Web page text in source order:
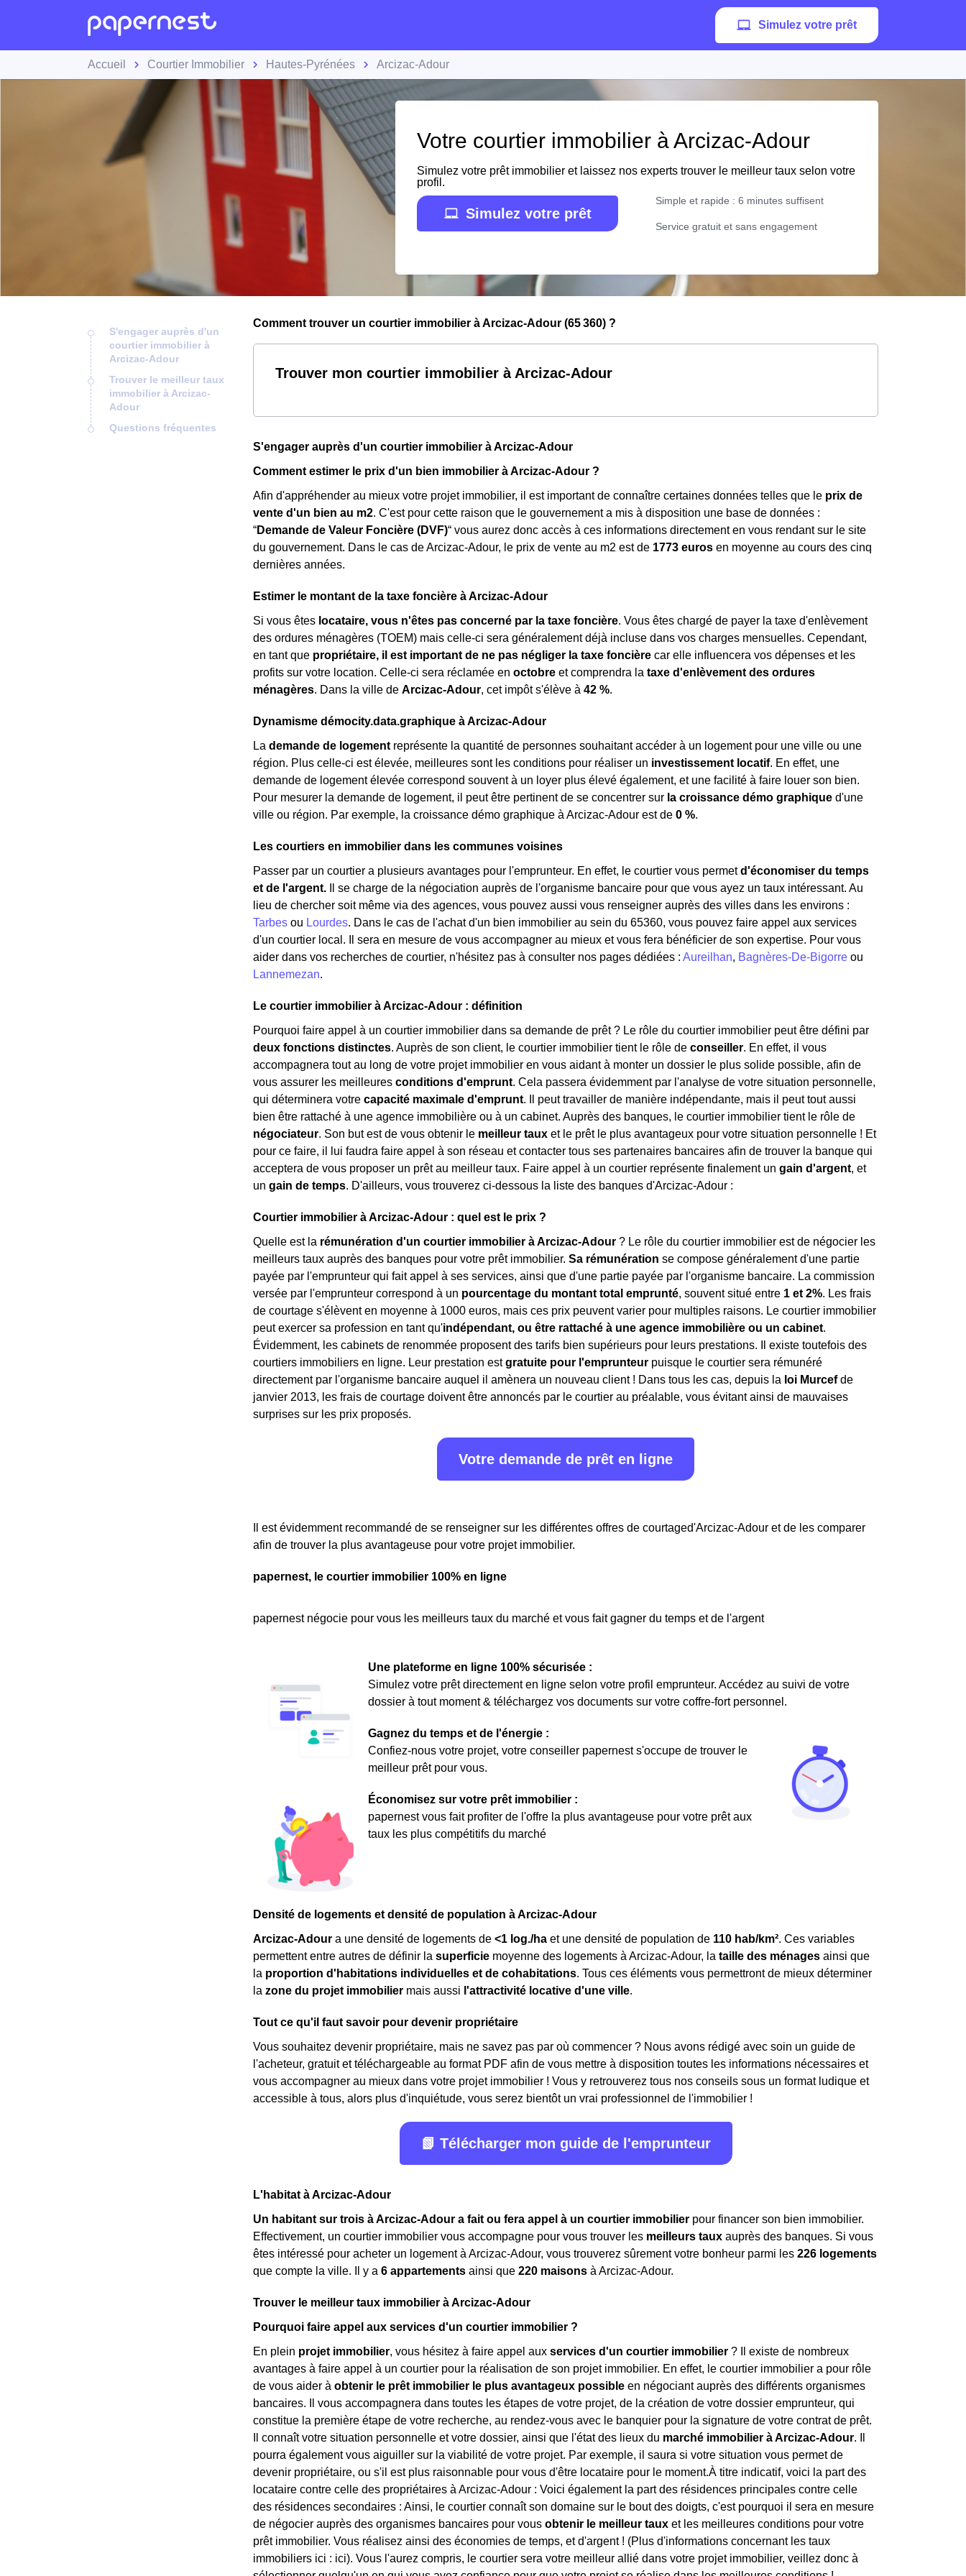
Simulez votre prêt
Accueil Courtier Immobilier Hautes-Pyrénées Arcizac-Adour
Votre courtier immobilier à Arcizac-Adour
Simulez votre prêt immobilier et laissez nos experts trouver le meilleur taux selon votre
profil.
Simulez votre prêt
Simple et rapide : 6 minutes suffisent
Service gratuit et sans engagement
S'engager auprès d'un
courtier immobilier à
Arcizac-Adour
Trouver le meilleur taux
immobilier à Arcizac-
Adour
Questions fréquentes
Comment trouver un courtier immobilier à Arcizac-Adour (65 360) ?
Trouver mon courtier immobilier à Arcizac-Adour
S'engager auprès d'un courtier immobilier à Arcizac-Adour
Comment estimer le prix d'un bien immobilier à Arcizac-Adour ?
Afin d'appréhender au mieux votre projet immobilier, il est important de connaître certaines données telles que le prix de
vente d'un bien au m2. C'est pour cette raison que le gouvernement a mis à disposition une base de données :
“Demande de Valeur Foncière (DVF)“ vous aurez donc accès à ces informations directement en vous rendant sur le site
du gouvernement. Dans le cas de Arcizac-Adour, le prix de vente au m2 est de 1773 euros en moyenne au cours des cinq
dernières années.
Estimer le montant de la taxe foncière à Arcizac-Adour
Si vous êtes locataire, vous n'êtes pas concerné par la taxe foncière. Vous êtes chargé de payer la taxe d'enlèvement
des ordures ménagères (TOEM) mais celle-ci sera généralement déjà incluse dans vos charges mensuelles. Cependant,
en tant que propriétaire, il est important de ne pas négliger la taxe foncière car elle influencera vos dépenses et les
profits sur votre location. Celle-ci sera réclamée en octobre et comprendra la taxe d'enlèvement des ordures
ménagères. Dans la ville de Arcizac-Adour, cet impôt s'élève à 42 %.
Dynamisme démocity.data.graphique à Arcizac-Adour
La demande de logement représente la quantité de personnes souhaitant accéder à un logement pour une ville ou une
région. Plus celle-ci est élevée, meilleures sont les conditions pour réaliser un investissement locatif. En effet, une
demande de logement élevée correspond souvent à un loyer plus élevé également, et une facilité à faire louer son bien.
Pour mesurer la demande de logement, il peut être pertinent de se concentrer sur la croissance démo graphique d'une
ville ou région. Par exemple, la croissance démo graphique à Arcizac-Adour est de 0 %.
Les courtiers en immobilier dans les communes voisines
Passer par un courtier a plusieurs avantages pour l'emprunteur. En effet, le courtier vous permetd'économiser du temps
et de l'argent.
Il se charge de la négociation auprès de l'organisme bancaire pour que vous ayez un taux intéressant. Au
lieu de chercher soit même via des agences, vous pouvez aussi vous renseigner auprès des villes dans les environs :
Tarbes ou Lourdes. Dans le cas de l'achat d'un bien immobilier au sein du 65360, vous pouvez faire appel aux services
d'un courtier local. Il sera en mesure de vous accompagner au mieux et vous fera bénéficier de son expertise. Pour vous
aider dans vos recherches de courtier, n'hésitez pas à consulter nos pages dédiées : Aureilhan, Bagnères-De-Bigorre ou
Lannemezan.
Le courtier immobilier à Arcizac-Adour : définition
Pourquoi faire appel à un courtier immobilier dans sa demande de prêt ? Le rôle du courtier immobilier peut être défini par
deux fonctions distinctes. Auprès de son client, le courtier immobilier tient le rôle de conseiller. En effet, il vous
accompagnera tout au long de votre projet immobilier en vous aidant à monter un dossier le plus solide possible, afin de
vous assurer les meilleures conditions d'emprunt. Cela passera évidemment par l'analyse de votre situation personnelle,
qui déterminera votre capacité maximale d'emprunt. Il peut travailler de manière indépendante, mais il peut tout aussi
bien être rattaché à une agence immobilière ou à un cabinet. Auprès des banques, le courtier immobilier tient le rôle de
négociateur. Son but est de vous obtenir le meilleur taux et le prêt le plus avantageux pour votre situation personnelle ! Et
pour ce faire, il lui faudra faire appel à son réseau et contacter tous ses partenaires bancaires afin de trouver la banque qui
acceptera de vous proposer un prêt au meilleur taux. Faire appel à un courtier représente finalement un gain d'argent, et
un gain de temps. D'ailleurs, vous trouverez ci-dessous la liste des banques d'Arcizac-Adour :
Courtier immobilier à Arcizac-Adour : quel est le prix ?
Quelle est la rémunération d'un courtier immobilier à Arcizac-Adour ? Le rôle du courtier immobilier est de négocier les
meilleurs taux auprès des banques pour votre prêt immobilier. Sa rémunération se compose généralement d'une partie
payée par l'emprunteur qui fait appel à ses services, ainsi que d'une partie payée par l'organisme bancaire. La commission
versée par l'emprunteur correspond à un pourcentage du montant total emprunté, souvent situé entre 1 et 2%. Les frais
de courtage s'élèvent en moyenne à 1000 euros, mais ces prix peuvent varier pour multiples raisons. Le courtier immobilier
peut exercer sa profession en tant qu'indépendant, ou être rattaché à une agence immobilière ou un cabinet.
Évidemment, les cabinets de renommée proposent des tarifs bien supérieurs pour leurs prestations. Il existe toutefois des
courtiers immobiliers en ligne. Leur prestation estgratuite pour l'emprunteur puisque le courtier sera rémunéré
directement par l'organisme bancaire auquel il amènera un nouveau client ! Dans tous les cas, depuis la loi Murcefde
janvier 2013, les frais de courtage doivent être annoncés par le courtier au préalable, vous évitant ainsi de mauvaises
surprises sur les prix proposés.
Votre demande de prêt en ligne
Il est évidemment recommandé de se renseigner sur les différentes offres de courtaged'Arcizac-Adour et de les comparer
afin de trouver la plus avantageuse pour votre projet immobilier.
papernest, le courtier immobilier 100% en ligne
papernest négocie pour vous les meilleurs taux du marché et vous fait gagner du temps et de l'argent
Une plateforme en ligne 100% sécurisée :
Simulez votre prêt directement en ligne selon votre profil emprunteur. Accédez au suivi de votre
dossier à tout moment & téléchargez vos documents sur votre coffre-fort personnel.
Gagnez du temps et de l'énergie :
Confiez-nous votre projet, votre conseiller papernest s'occupe de trouver le
meilleur prêt pour vous.
Économisez sur votre prêt immobilier :
papernest vous fait profiter de l'offre la plus avantageuse pour votre prêt aux
taux les plus compétitifs du marché
Densité de logements et densité de population à Arcizac-Adour
Arcizac-Adour a une densité de logements de <1 log./ha et une densité de population de 110 hab/km². Ces variables
permettent entre autres de définir la superficie moyenne des logements à Arcizac-Adour, la taille des ménages ainsi que
la proportion d'habitations individuelles et de cohabitations. Tous ces éléments vous permettront de mieux déterminer
la zone du projet immobilier mais aussi l'attractivité locative d'une ville.
Tout ce qu'il faut savoir pour devenir propriétaire
Vous souhaitez devenir propriétaire, mais ne savez pas par où commencer ? Nous avons rédigé avec soin un guide de
l'acheteur, gratuit et téléchargeable au format PDF afin de vous mettre à disposition toutes les informations nécessaires et
vous accompagner au mieux dans votre projet immobilier ! Vous y retrouverez tous nos conseils sous un format ludique et
accessible à tous, alors plus d'inquiétude, vous serez bientôt un vrai professionnel de l'immobilier !
📗 Télécharger mon guide de l'emprunteur
L'habitat à Arcizac-Adour
Un habitant sur trois à Arcizac-Adour a fait ou fera appel à un courtier immobilier pour financer son bien immobilier.
Effectivement, un courtier immobilier vous accompagne pour vous trouver les meilleurs taux auprès des banques. Si vous
êtes intéressé pour acheter un logement à Arcizac-Adour, vous trouverez sûrement votre bonheur parmi les 226 logements
que compte la ville. Il y a 6 appartements ainsi que 220 maisons à Arcizac-Adour.
Trouver le meilleur taux immobilier à Arcizac-Adour
Pourquoi faire appel aux services d'un courtier immobilier ?
En plein projet immobilier, vous hésitez à faire appel aux services d'un courtier immobilier ? Il existe de nombreux
avantages à faire appel à un courtier pour la réalisation de son projet immobilier. En effet, le courtier immobilier a pour rôle
de vous aider à obtenir le prêt immobilier le plus avantageux possible en négociant auprès des différents organismes
bancaires. Il vous accompagnera dans toutes les étapes de votre projet, de la création de votre dossier emprunteur, qui
constitue la première étape de votre recherche, au rendez-vous avec le banquier pour la signature de votre contrat de prêt.
Il connaît votre situation personnelle et votre dossier, ainsi que l'état des lieux du marché immobilier à Arcizac-Adour. Il
pourra également vous aiguiller sur la viabilité de votre projet. Par exemple, il saura si votre situation vous permet de
devenir propriétaire, ou s'il est plus raisonnable pour vous d'être locataire pour le moment.À titre indicatif, voici la part des
locataire contre celle des propriétaires à Arcizac-Adour : Voici également la part des résidences principales contre celle
des résidences secondaires : Ainsi, le courtier connaît son domaine sur le bout des doigts, c'est pourquoi il sera en mesure
de négocier auprès des organismes bancaires pour vous obtenir le meilleur taux et les meilleures conditions pour votre
prêt immobilier. Vous réalisez ainsi des économies de temps, et d'argent ! (Plus d'informations concernant les taux
immobiliers ici : ici). Vous l'aurez compris, le courtier sera votre meilleur allié dans votre projet immobilier, veillez donc à